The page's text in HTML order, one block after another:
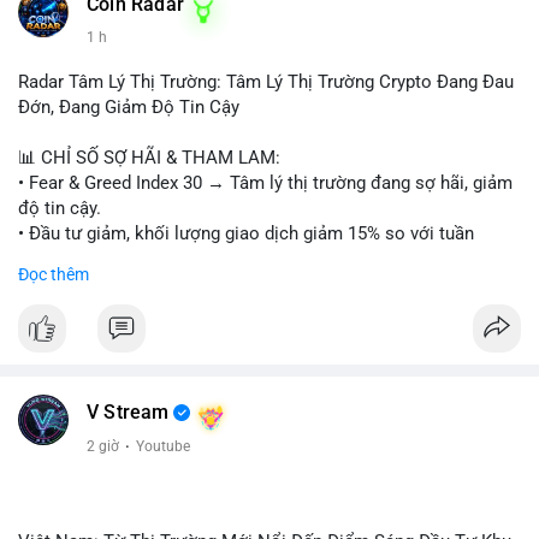
#áplựcbántiềmnăng
Coin Radar
1 h
Radar Tâm Lý Thị Trường: Tâm Lý Thị Trường Crypto Đang Đau
Đớn, Đang Giảm Độ Tin Cậy
📊 CHỈ SỐ SỢ HÃI & THAM LAM:
• Fear & Greed Index 30 → Tâm lý thị trường đang sợ hãi, giảm
độ tin cậy.
• Đầu tư giảm, khối lượng giao dịch giảm 15% so với tuần
• CoinGecko: Jimothy The Raccoon, Pudgy Penguins,
crypto.
• LunarCrush: Ethereum, Solana, Dogecoin, Chainlink, Litecoin,
Tesla, UFC, Premier League, etc.
Đọc thêm
V Stream
2 giờ · Youtube